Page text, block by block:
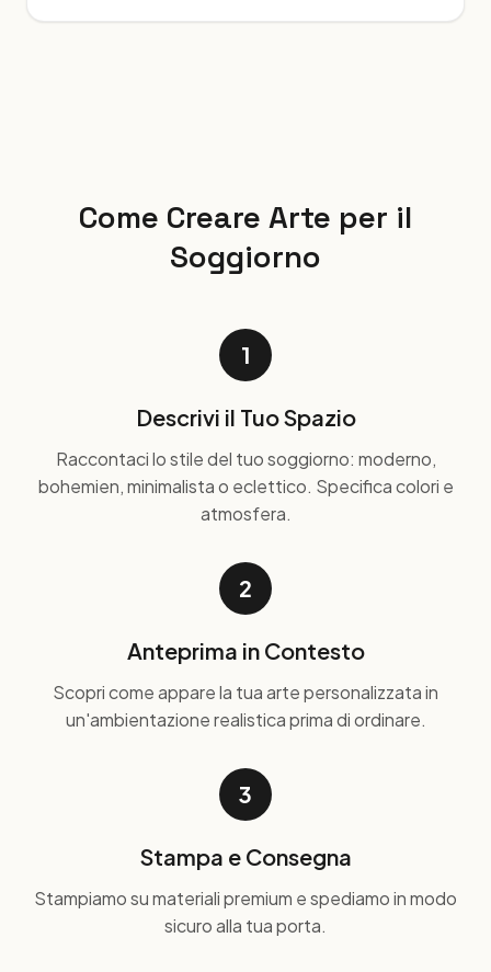
Come Creare Arte per il
Soggiorno
1
Descrivi il Tuo Spazio
Raccontaci lo stile del tuo soggiorno: moderno,
bohemien, minimalista o eclettico. Specifica colori e
atmosfera.
2
Anteprima in Contesto
Scopri come appare la tua arte personalizzata in
un'ambientazione realistica prima di ordinare.
3
Stampa e Consegna
Stampiamo su materiali premium e spediamo in modo
sicuro alla tua porta.